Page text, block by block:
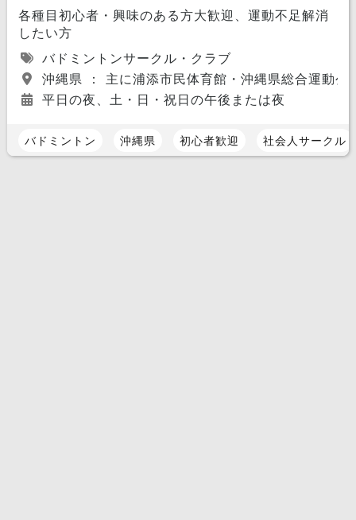
各種目初心者・興味のある方大歓迎、運動不足解消
したい方
バドミントンサークル・クラブ
沖縄県 ： 主に浦添市民体育館・沖縄県総合運動公
平日の夜、土・日・祝日の午後または夜
バドミントン 沖縄県 初心者歓迎 社会人サークル